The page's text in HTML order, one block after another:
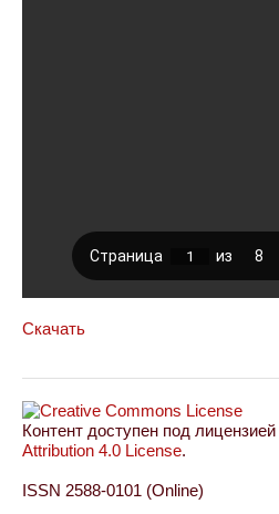
Скачать
Контент доступен под лицензией
Attribution 4.0 License.
ISSN 2588-0101 (Online)